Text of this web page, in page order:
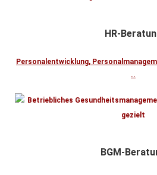
HR-
Personalentwicklung,
..
BGM-